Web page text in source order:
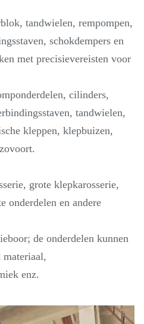
tandwielen, rempompen,
schokdempers en
met precisievereisten voor
cilinders,
tandwielen,
kleppen, klepbuizen,
grote klepkarosserie,
onderdelen en andere
de onderdelen kunnen
enz.